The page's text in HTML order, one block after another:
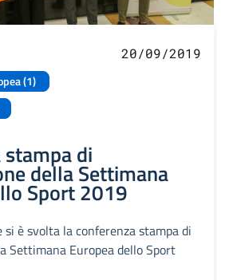
(1)
20/09/2019
di
della Settimana
Sport 2019
è svolta la conferenza stampa di
Settimana Europea dello Sport